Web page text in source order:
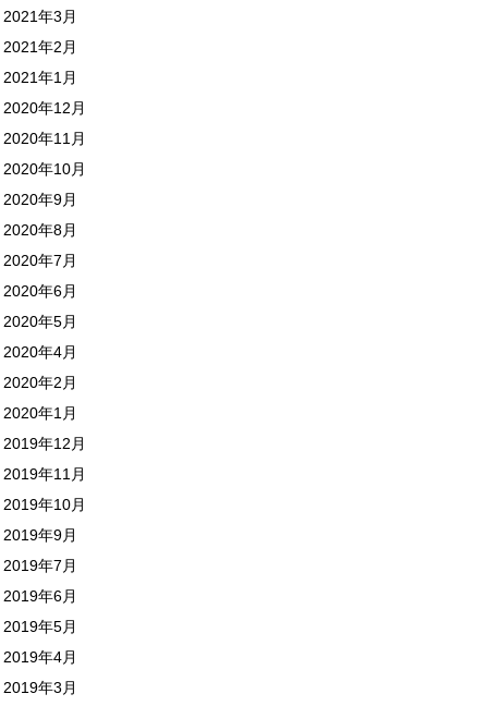
2021年3月
2021年2月
2021年1月
2020年12月
2020年11月
2020年10月
2020年9月
2020年8月
2020年7月
2020年6月
2020年5月
2020年4月
2020年2月
2020年1月
2019年12月
2019年11月
2019年10月
2019年9月
2019年7月
2019年6月
2019年5月
2019年4月
2019年3月